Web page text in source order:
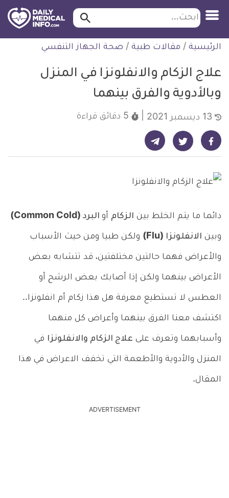
التخطي
للمحتوى
طبية
ابحث ابحث…
الرئيسية / مقالات طبية / صحة الجهاز التنفسي
علاج الزكام والانفلونزا في المنزل
وبالأدوية والفرق بينهما
5 دقائق قراءة
شارك على فيسبوك - ديلي ميديكال انفو شارك على تويتر - ديلي ميديكال انفو شارك على تيليجرام - ديلي ميديكال انفو
دائما ما يتم الخلط بين الزكام أو البرد (Common Cold)
وبين الانفلونزا (Flu) ولكن طبيا ومن حيث الأسباب
والأعراض فهما حالتين مختلفتين، قد تتشابه بعض
الأعراض بينهما ولكن إذا أصابك بعض الرشح أو
العطس لا تستطيع معرفة هل هذا زكام أم انفلونزا..
اكتشف معنا الفرق بينهما وأعراض كل منهما
وأسبابهما وتعرف على علاج الزكام والانفلونزا في
المنزل والأدوية والأطعمة التي تخفف الاعراض في هذا
المقال.
ADVERTISEMENT